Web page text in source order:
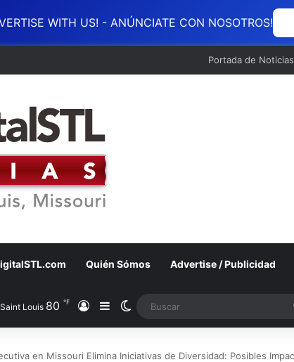
WITH US! - ANÚNCIATE CON NOSOTROS!
Portada de
Quién Sómos Advertise / Publicidad
Saint Louis 80 ℉ AccesoBarra lateral
Switch skin
en Missouri Elimina Iniciativas de Diversidad: Posibles